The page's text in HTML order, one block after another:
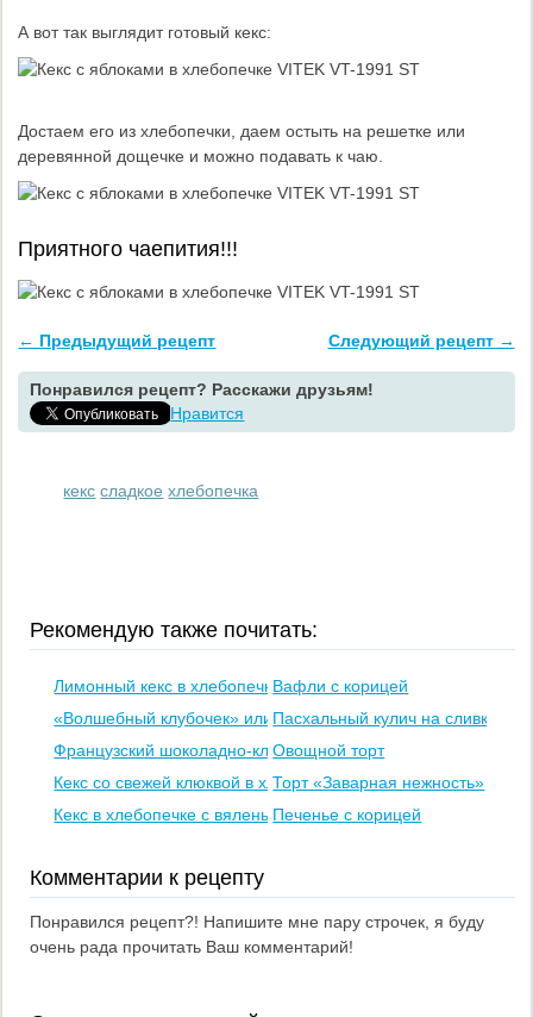
А вот так выглядит готовый кекс:
Достаем его из хлебопечки, даем остыть на решетке или
деревянной дощечке и можно подавать к чаю.
Приятного чаепития!!!
← Предыдущий рецепт Следующий рецепт →
Понравился рецепт? Расскажи друзьям!
Нравится
кекс сладкое хлебопечка
Рекомендую также почитать:
Лимонный кекс в хлебопечкеВафли с корицей
«Волшебный клубочек» или слойка с сюрпризом
Пасхальный кулич на сливках
Французский шоколадно-клубничный рулет
Овощной торт
Кекс со свежей клюквой в хлебопечкеТорт «Заварная нежность»
Кекс в хлебопечке с вяленым кумкватом и кизилом
Печенье с корицей
Комментарии к рецепту
Понравился рецепт?! Напишите мне пару строчек, я буду
очень рада прочитать Ваш комментарий!